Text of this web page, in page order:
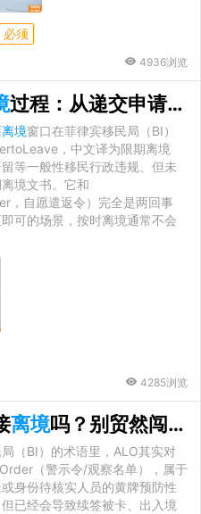
必须
4936浏览
过程：从递交申请到监送出关的全链路拆解
离境窗口在菲律宾移民局（BI）
，中文译为限期离境
等一般性移民行政违规、但未
境文书。它和
，自愿遣返令）完全是两回事
可的场景，按时离境通常不会
4285浏览
离境吗？别贸然闯关，先看这篇
（BI）的术语里，ALO其实对
（警示令/观察名单），属于
身份待核实人员的黄牌预防性
已经会导致续签被卡、出入境